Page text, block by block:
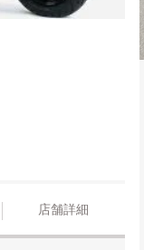
店舗詳細